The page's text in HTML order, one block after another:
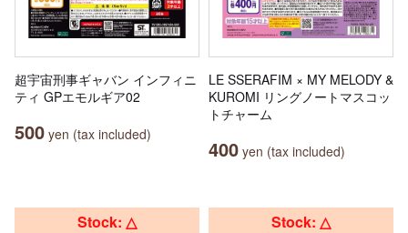
超宇宙刑事ギャバン インフィニ
ティ GPエモルギア02
500 yen (tax included)
LE SSERAFIM × MY MELODY &
KUROMI リングノートマスコッ
トチャーム
400 yen (tax included)
Stock: △ Stock: △